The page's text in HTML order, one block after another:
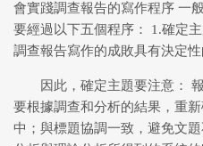
會實踐調查報告的寫作程序 一
要經過以下五個程序： 1.確定
調查報告寫作的成敗具有決定性
因此，確定主題要注意：
要根據調查和分析的結果，重
中；與標題協調一致，避免文